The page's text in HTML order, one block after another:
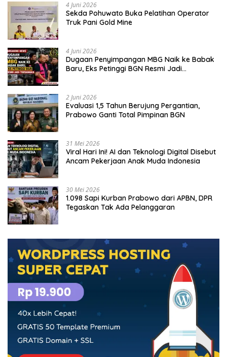
4 Juni 2026
Sekda Pohuwato Buka Pelatihan Operator
Truk Pani Gold Mine
4 Juni 2026
Dugaan Penyimpangan MBG Naik ke Babak
Baru, Eks Petinggi BGN Resmi Jadi
2 Juni 2026
Evaluasi 1,5 Tahun Berujung Pergantian,
Prabowo Ganti Total Pimpinan BGN
31 Mei 2026
Viral Hari Ini! AI dan Teknologi Digital Disebut
Ancam Pekerjaan Anak Muda Indonesia
30 Mei 2026
1.098 Sapi Kurban Prabowo dari APBN, DPR
Tegaskan Tak Ada Pelanggaran